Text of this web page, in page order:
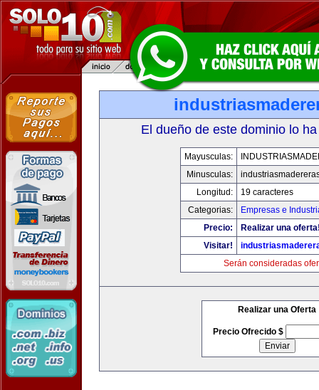
El dueño de este dominio lo
Mayusculas:
Minusculas:
Longitud:
19 caracteres
Categorias:
Empresas e
Precio:
Realizar una
Visitar!
Serán consideradas
Realizar una Oferta
Precio Ofrecido $